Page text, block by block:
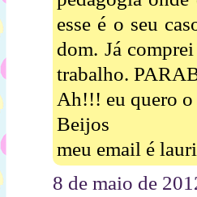
esse é o seu
dom. Já
trabalho.
Ah!!! eu quero o
Beijos
meu email é
8 de maio de